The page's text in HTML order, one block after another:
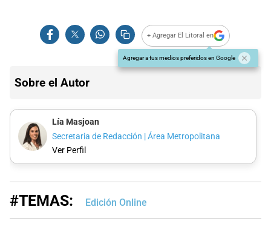
+ Agregar El Litoral en
Agregar a tus medios preferidos en Google
Sobre el Autor
Lía Masjoan
Secretaria de Redacción | Área Metropolitana
Ver Perfil
#TEMAS: Edición Online